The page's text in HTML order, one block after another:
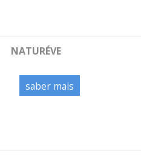
NATURÉVE
saber mais